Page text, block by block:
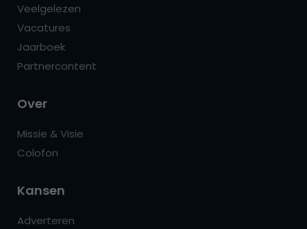
Veelgelezen
Vacatures
Jaarboek
Partnercontent
Over
Missie & Visie
Colofon
Kansen
Adverteren